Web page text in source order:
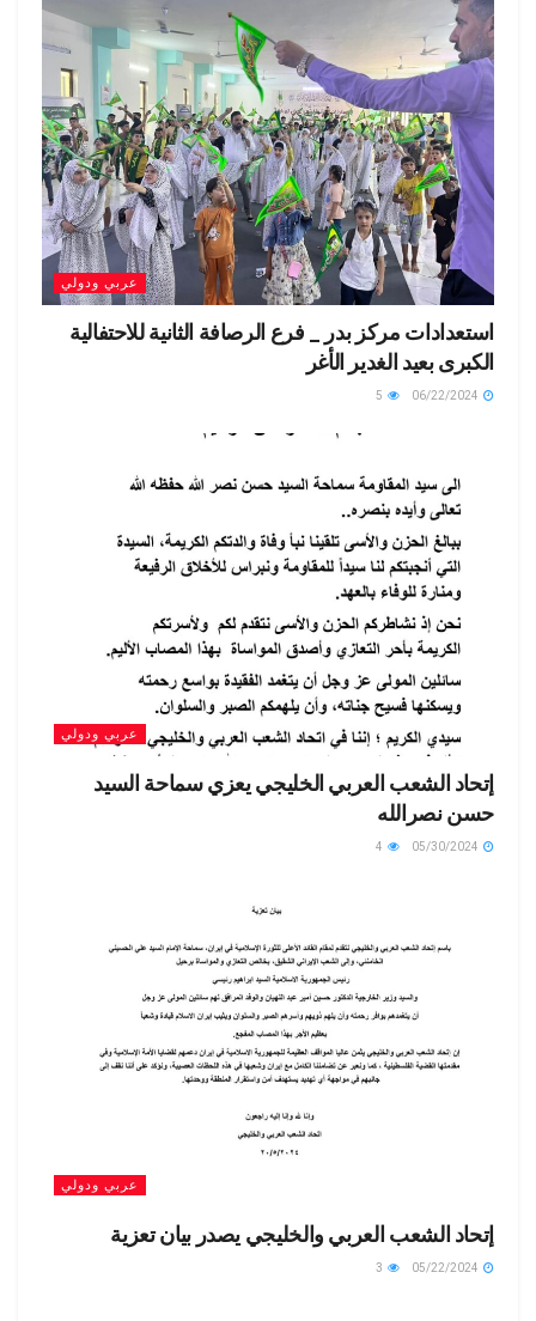
عربي ودولي
استعدادات مركز بدر _ فرع الرصافة الثانية للاحتفالية
الكبرى بعيد الغدير الأغر
عربي ودولي
إتحاد الشعب العربي الخليجي يعزي سماحة السيد
حسن نصرالله
عربي ودولي
إتحاد الشعب العربي والخليجي يصدر بيان تعزية